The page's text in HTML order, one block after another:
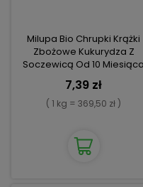
Milupa Bio Chrupki Krążki
Zbożowe Kukurydza Z
Soczewicą Od 10 Miesiąca
7,39 zł
( 1 kg = 369,50 zł )